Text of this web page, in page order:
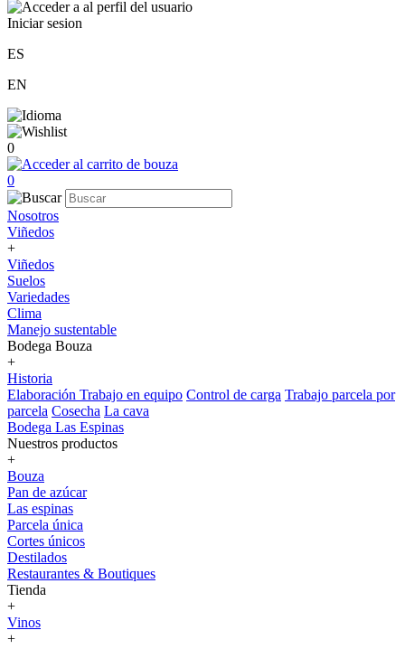
Iniciar sesion
ES
EN
0
0
Nosotros
Viñedos
+
Viñedos
Suelos
Variedades
Clima
Manejo sustentable
Bodega Bouza
+
Historia
Elaboración Trabajo en equipo Control de carga Trabajo parcela por
parcela Cosecha La cava
Bodega Las Espinas
Nuestros productos
+
Bouza
Pan de azúcar
Las espinas
Parcela única
Cortes únicos
Destilados
Restaurantes & Boutiques
Tienda
+
Vinos
+